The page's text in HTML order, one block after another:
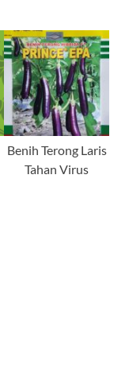
Benih Terong Laris
Tahan Virus